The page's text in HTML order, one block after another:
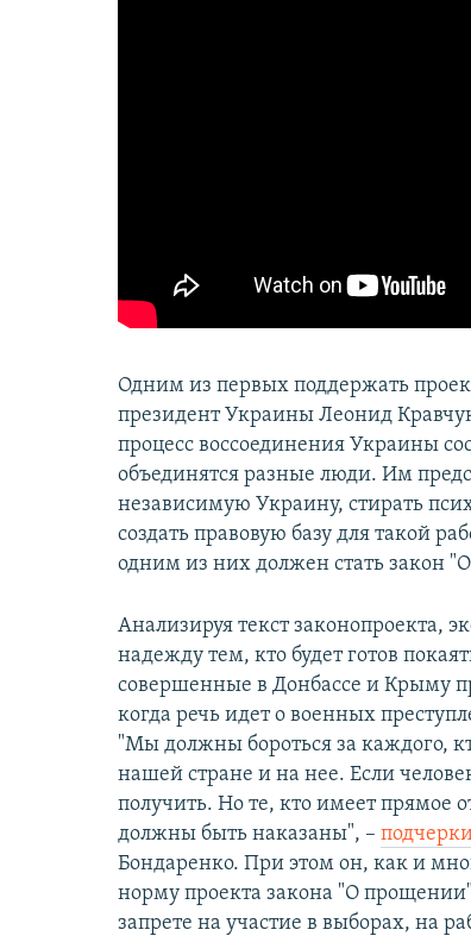
Одним из первых поддержать
президент Украины Леонид
процесс воссоединения Украины
объединятся разные люди. Им
независимую Украину, стирать
создать правовую базу для такой
одним из них должен стать закон
Анализируя текст законопроекта,
надежду тем, кто будет готов
совершенные в Донбассе и Крыму
когда речь идет о военных
"Мы должны бороться за каждого,
нашей стране и на нее. Если
получить. Но те, кто имеет
должны быть наказаны", –
Бондаренко. При этом он, как и
норму проекта закона "О
запрете на участие в выборах, на